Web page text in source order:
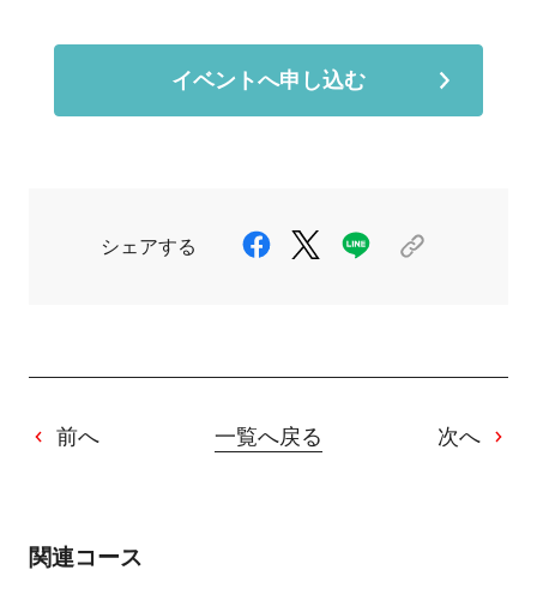
イベントへ申し込む
シェアする
前へ 一覧へ戻る 次へ
関連コース